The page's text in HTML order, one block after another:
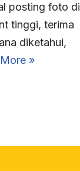
posting foto di
tinggi, terima
diketahui,
»